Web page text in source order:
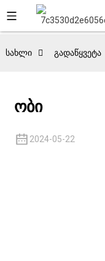
სახლი გადაწყვეტა
ობი
2024-05-22